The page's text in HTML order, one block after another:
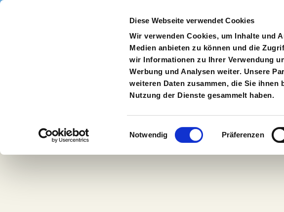
Diese Webseite verwendet Cookies
Wir verwenden Cookies, um Inhalte und
Medien anbieten zu können und die
wir Informationen zu Ihrer Verwendung
Werbung und Analysen weiter. Unsere
weiteren Daten zusammen, die Sie
Nutzung der Dienste gesammelt haben.
Einwilligungsauswahl
Notwendig Präferenzen
Direkt zum Inhalt
Spielplan
Unterrichtsmaterial
Unterrichtsmaterialien zu ausgewählten Produktionen